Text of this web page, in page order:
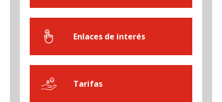
Enlaces de interés
Tarifas